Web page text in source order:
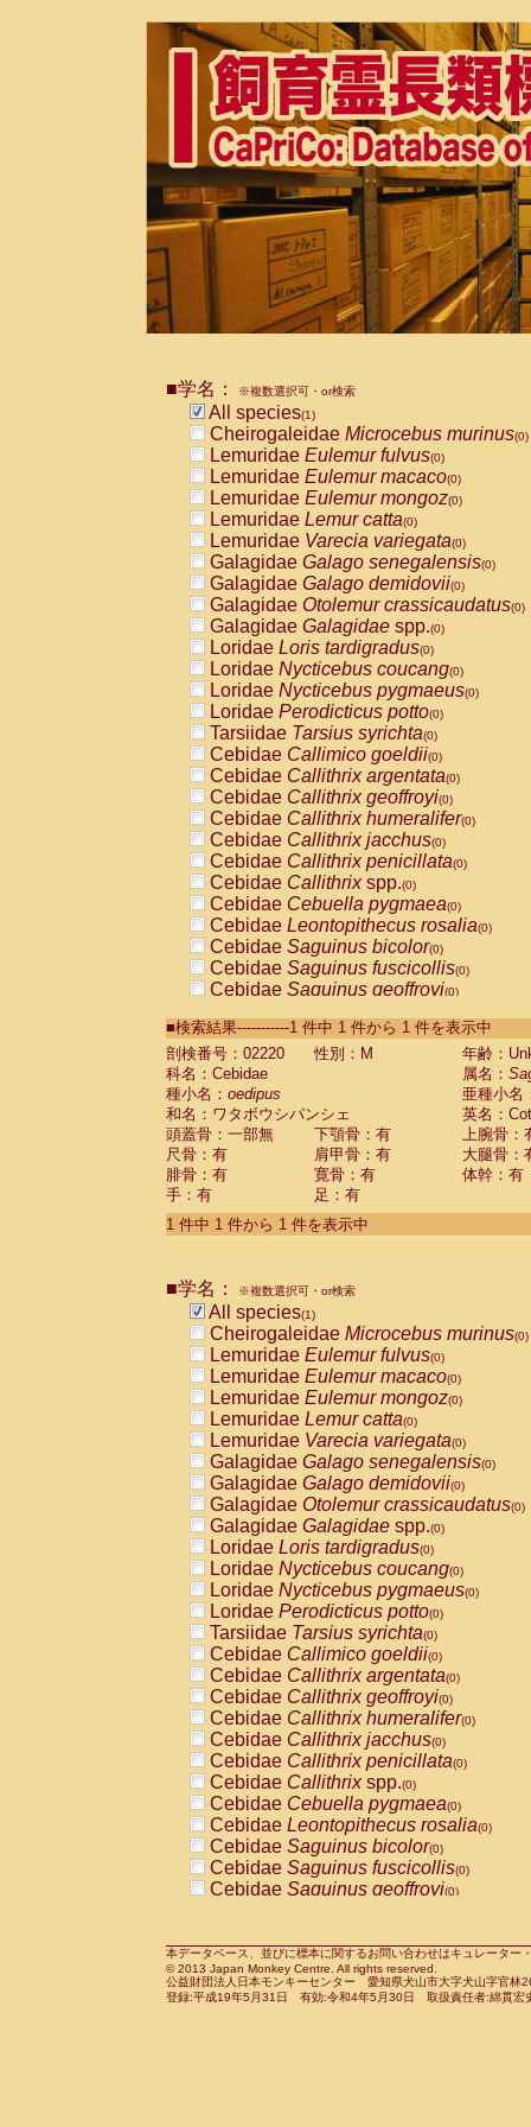
■学名： ※複数選択可・or検索
All species(1)
Cheirogaleidae Microcebus murinus(0)
Lemuridae Eulemur fulvus(0)
Lemuridae Eulemur macaco(0)
Lemuridae Eulemur mongoz(0)
Lemuridae Lemur catta(0)
Lemuridae Varecia variegata(0)
Galagidae Galago senegalensis(0)
Galagidae Galago demidovii(0)
Galagidae Otolemur crassicaudatus(0)
Galagidae Galagidae spp.(0)
Loridae Loris tardigradus(0)
Loridae Nycticebus coucang(0)
Loridae Nycticebus pygmaeus(0)
Loridae Perodicticus potto(0)
Tarsiidae Tarsius syrichta(0)
Cebidae Callimico goeldii(0)
Cebidae Callithrix argentata(0)
Cebidae Callithrix geoffroyi(0)
Cebidae Callithrix humeralifer(0)
Cebidae Callithrix jacchus(0)
Cebidae Callithrix penicillata(0)
Cebidae Callithrixspp.(0)
Cebidae Cebuella pygmaea(0)
Cebidae Leontopithecus rosalia(0)
Cebidae Saguinus bicolor(0)
Cebidae Saguinus fuscicollis(0)
Cebidae Saguinus geoffroyi(0)
CebidaeSaguinus labiatus(0)
Cebidae Saguinus leucopus (0)
Cebidae
Cebidae
CebidaeSaguinus nigricollis (0)
Cebidae Saguinus oedipus
Cebidae Saguinus weddelli
Cebidae Saguinusspp.
Cebidae Aotus trivirgatus
Cebidae Cebus albifrons
CebidaeCebus nigrivittatus
CebidaeCebus
CebidaeSaimiri boliviensis(0)
CebidaeSaimiri sciureus(0)
AtelidaeAlouatta caraya(0)
AtelidaeAlouatta fusca(0)
AtelidaeAlouatta seniculus
AtelidaeAlouattaspp.(0)
AtelidaeAteles belzebuth(0)
AtelidaeAteles geoffroyi(0)
AtelidaeAteles paniscus(0)
AtelidaeAtelesspp.(0)
Atelidae Lagothrix lagothricha
AtelidaeLagothrix lagothricha cana
PitheciidaeCacajao calvus
PitheciidaeCallicebus cupreus
PitheciidaeCallicebus donacophilus
PitheciidaeCallicebus moloch
PitheciidaeCallicebus torquatus
PitheciidaeCallicebusspp.(0)
PitheciidaeChiropotes satanas(0)
PitheciidaePithecia monachus
PitheciidaePithecia pithecia(0)
CercopithecidaeCercocebus agilis
CercopithecidaeCercocebus
CercopithecidaeCercocebus
CercopithecidaeCercocebus
CercopithecidaeCercocebus
CercopithecidaeCercocebushybrid
CercopithecidaePapio anubis(0)
CercopithecidaePapio cynocephalus
CercopithecidaePapio hamadryas(0)
■検索結果-----------1 件中 1 件から 1 件を表示中
剖検番号：02220
性別：M
年齢：
科名：Cebidae
属名：
種小名： oedipus
亜種小名
和名：ワタボウシパンシェ
英名：
頭蓋骨：一部無
下顎骨：有
上腕骨：
尺骨：有
肩甲骨：有
大腿骨：
腓骨：有
寛骨：有
体幹：有
手：有
足：有
1 件中 1 件から 1 件を表示中
■学名： ※複数選択可・or検索
All species(1)
Cheirogaleidae Microcebus murinus(0)
Lemuridae Eulemur fulvus(0)
Lemuridae Eulemur macaco(0)
Lemuridae Eulemur mongoz(0)
Lemuridae Lemur catta(0)
Lemuridae Varecia variegata(0)
Galagidae Galago senegalensis(0)
Galagidae Galago demidovii(0)
Galagidae Otolemur crassicaudatus(0)
Galagidae Galagidae spp.(0)
Loridae Loris tardigradus(0)
Loridae Nycticebus coucang(0)
Loridae Nycticebus pygmaeus(0)
Loridae Perodicticus potto(0)
Tarsiidae Tarsius syrichta(0)
Cebidae Callimico goeldii(0)
Cebidae Callithrix argentata(0)
Cebidae Callithrix geoffroyi(0)
Cebidae Callithrix humeralifer(0)
Cebidae Callithrix jacchus(0)
Cebidae Callithrix penicillata(0)
Cebidae Callithrixspp.(0)
Cebidae Cebuella pygmaea(0)
Cebidae Leontopithecus rosalia(0)
Cebidae Saguinus bicolor(0)
Cebidae Saguinus fuscicollis(0)
Cebidae Saguinus geoffroyi(0)
CebidaeSaguinus leucopus(0)
CebidaeSaguinus midas(0)
Cebidae Saguinus mystax(0)
本データベース、並びに標本に関するお問い合わせはキュレータ
© 2013 Japan Monkey Centre. All rights reserved.
公益財団法人日本モンキーセンター 愛知県犬山市大字犬山字官
登録:平成19年5月31日 有効:令和4年5月30日 取扱責任者:綿貫宏